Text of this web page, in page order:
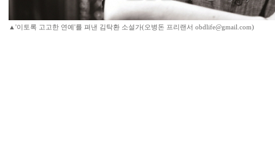
▲'이토록 고고한 연예'를 펴낸 김탁환 소설가(오병돈 프리랜서 obdlife@gmail.com)